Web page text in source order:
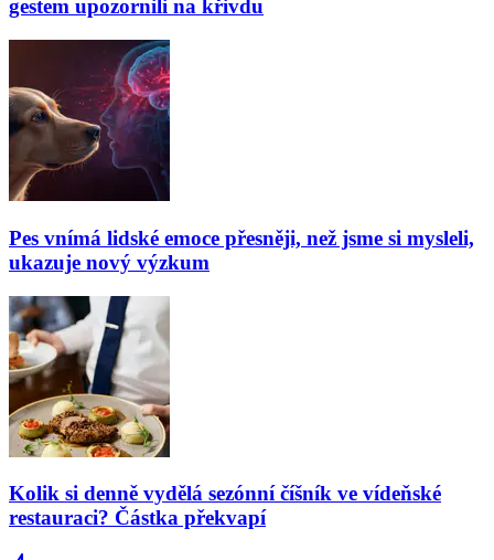
gestem upozornili na křivdu
Pes vnímá lidské emoce přesněji, než jsme si mysleli,
ukazuje nový výzkum
Kolik si denně vydělá sezónní číšník ve vídeňské
restauraci? Částka překvapí